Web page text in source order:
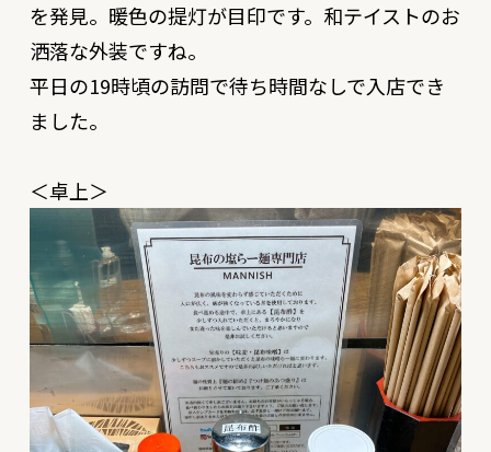
を発見。暖色の提灯が目印です。和テイストのお
洒落な外装ですね。
平日の19時頃の訪問で待ち時間なしで入店でき
ました。
＜卓上＞